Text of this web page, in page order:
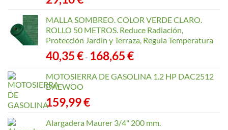
MALLA SOMBREO. COLOR VERDE CLARO.
ROLLO 50 METROS. Reduce Radiación,
Protección Jardín y Terraza, Regula Temperatura
40,35€- 168,65€Rango
precios:
MOTOSIERRA DE GASOLINA 1.2 HP DAC2512
DAEWOO
159,99€
Alargadera Maurer 3/4" 200 mm.